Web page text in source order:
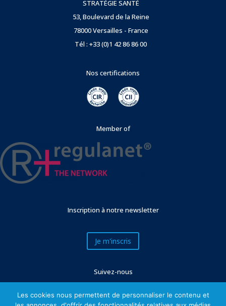
STRATÉGIE SANTÉ
53, Boulevard de la Reine
78000 Versailles - France
Tél : +33 (0)1 42 86 86 00
Nos certifications
Member of
Inscription à notre newsletter
Je m'inscris
Suivez-nous
Les cookies nous permettent de personnaliser le contenu et